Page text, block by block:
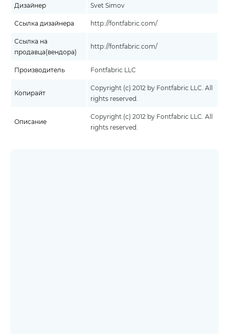
Дизайнер Svet Simov
Ссылка дизайнера http://fontfabric.com/
Ссылка на
продавца(вендора)
http://fontfabric.com/
Производитель Fontfabric LLC
Копирайт
Copyright (c) 2012 by Fontfabric LLC. All
rights reserved.
Описание
Copyright (c) 2012 by Fontfabric LLC. All
rights reserved.